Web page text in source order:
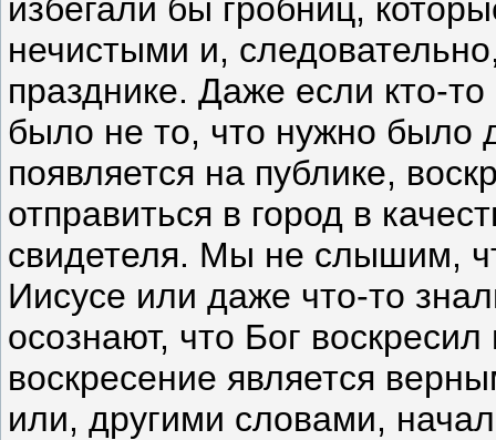
избегали бы гробниц,
нечистыми и,
празднике. Даже если кто-
было не то, что нужно было
появляется на публике,
отправиться в город в
свидетеля. Мы не слышим,
Иисусе или даже что-то
осознают, что Бог
воскресение является
или, другими словами,